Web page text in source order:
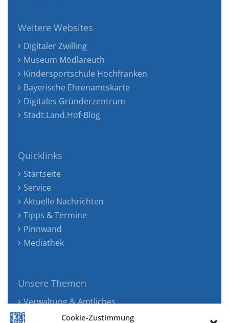
Cookie-Zustimmung
Weitere Websites
Digitaler Zwilling
Museum Mödlareuth
Kindersportschule Hochfranken
Bayerische Ehrenamtskarte
Digitales Gründerzentrum
Stadt.Land.Hof-Blog
Quicklinks
Startseite
Service
Aktuelle Nachrichten
Tipps & Termine
Pinnwand
Mediathek
Unsere Themen
Verwaltung & Amtliches
Jugend, Familie & Gesundheit